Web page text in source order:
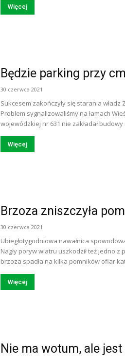
Więcej
Będzie parking przy
30 czerwca 2021
Sukcesem zakończyły się starania
Problem sygnalizowaliśmy na łamach
wojewódzkiej nr 631 nie zakładał budowy
Więcej
Brzoza zniszczyła
30 czerwca 2021
Ubiegłotygodniowa nawałnica
Nagły poryw wiatru uszkodził też jedno
brzoza spadła na kilka pomników ofiar
Więcej
Nie ma wotum, ale